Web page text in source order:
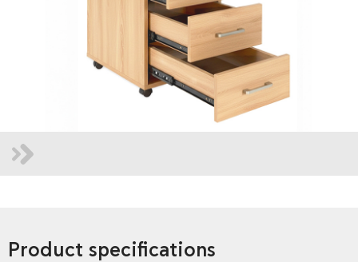
Product specifications